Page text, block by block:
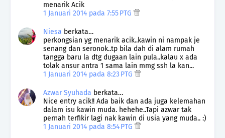
menarik Acik
1 Januari 2014 pada 7:55 PTG
Niesa berkata…
perkongsian yg menarik acik..kawin ni nampak je
senang dan seronok..tp bila dah di alam rumah
tangga baru la dtg dugaan lain pula..kalau x ada
tolak ansur antra 1 sama lain mmg ssh la kan...
1 Januari 2014 pada 8:23 PTG
Azwar Syuhada berkata…
Nice entry acik!! Ada baik dan ada juga kelemahan
dalam isu kawin muda. hehehe..Tapi azwar tak
pernah terfikir lagi nak kawin di usia yang muda.. :)
1 Januari 2014 pada 8:54 PTG